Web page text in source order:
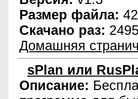
Размер файла:
Скачано раз:
Домашняя
sPlan или
Описание: